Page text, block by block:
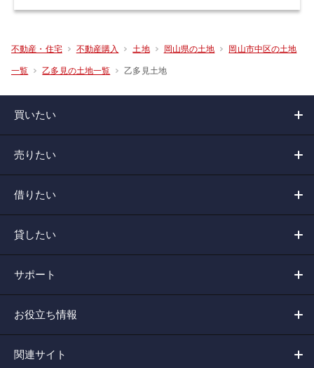
不動産・住宅 不動産購入 土地 岡山県の土地 岡山市中区の土地
一覧 乙多見の土地一覧 乙多見土地
買いたい
売りたい
借りたい
貸したい
サポート
お役立ち情報
関連サイト